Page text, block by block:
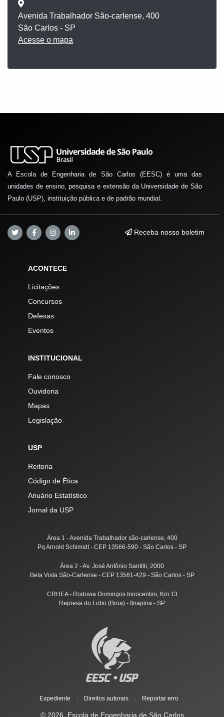
Avenida Trabalhador São-carlense, 400
São Carlos - SP
Acesse o mapa
A Escola de Engenharia de São Carlos (EESC) é uma das
unidades de ensino, pesquisa e extensão da Universidade de São
Paulo (USP), instituição pública e de padrão mundial.
Receba nosso boletim
ACONTECE
Licitações
Concursos
Defesas
Eventos
INSTITUCIONAL
Fale conosco
Ouvidoria
Mapas
Legislação
USP
Reitoria
Código de Ética
Anuário Estatístico
Jornal da USP
Área 1 - Avenida Trabalhador são-carlense, 400
Pq Arnold Schimidt - CEP 13566-590 - São Carlos - SP
Área 2 - Av. José Antônio Santilli, 2000
Bela Vista São-Carlense - CEP 13561-429 - São Carlos - SP
CRHEA - Rodovia Domingos Innocentini, Km 13
Represa do Lobo (Broa) - Itirapina - SP
Expediente Direitos autorais Reportar erro
© 2026, Escola de Engenharia de São Carlos